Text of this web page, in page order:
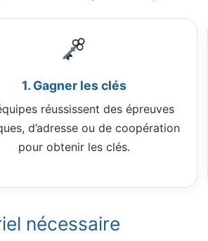
1. Gagner les clés
réussissent des épreuves
d’adresse ou de coopération
pour obtenir les clés.
nécessaire